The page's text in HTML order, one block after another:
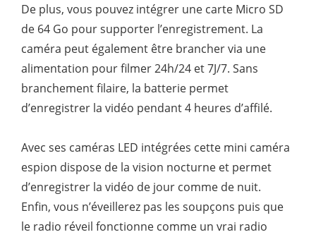
De plus, vous pouvez intégrer une carte Micro SD
de 64 Go pour supporter l’enregistrement. La
caméra peut également être brancher via une
alimentation pour filmer 24h/24 et 7J/7. Sans
branchement filaire, la batterie permet
d’enregistrer la vidéo pendant 4 heures d’affilé.
Avec ses caméras LED intégrées cette mini caméra
espion dispose de la vision nocturne et permet
d’enregistrer la vidéo de jour comme de nuit.
Enfin, vous n’éveillerez pas les soupçons puis que
le radio réveil fonctionne comme un vrai radio